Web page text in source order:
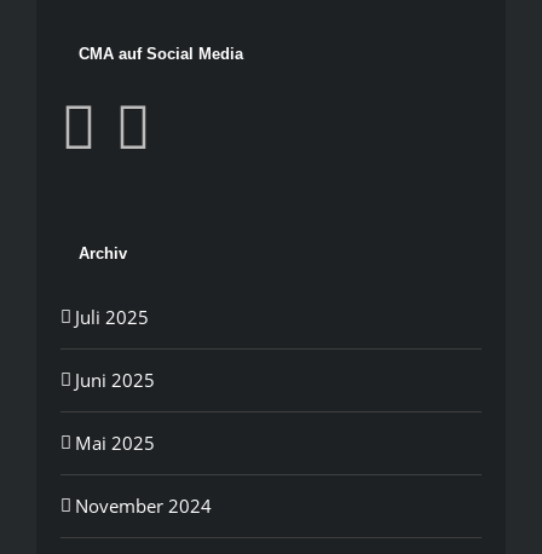
CMA auf Social Media
Archiv
Juli 2025
Juni 2025
Mai 2025
November 2024